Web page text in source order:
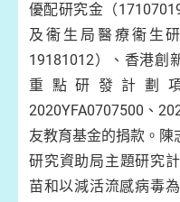
優配研究金（
及衞生局醫療衞生
19181012）、香港創
重點研發計劃項
2020YFA0707500、
友教育基金的捐款。
研究資助局主題研究
苗和以減活流感病毒